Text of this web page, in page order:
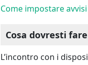
Come impostare
Cosa dovresti
L’incontro con i